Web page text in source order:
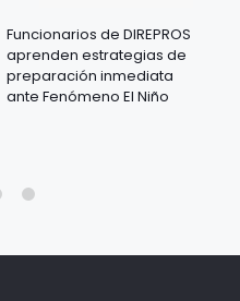
Funcionarios de DIREPROS
aprenden estrategias de
preparación inmediata
ante Fenómeno El Niño